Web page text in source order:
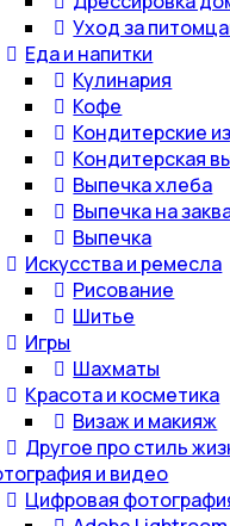
Уход за
Еда и напитки
Кулинария
Кофе
Кондитерские
Кондитерская
Выпечка хлеба
Выпечка на
Выпечка
Искусства и ремесла
Рисование
Шитье
Игры
Шахматы
Красота и косметика
Визаж и макияж
Другое про стиль
и видео
Цифровая